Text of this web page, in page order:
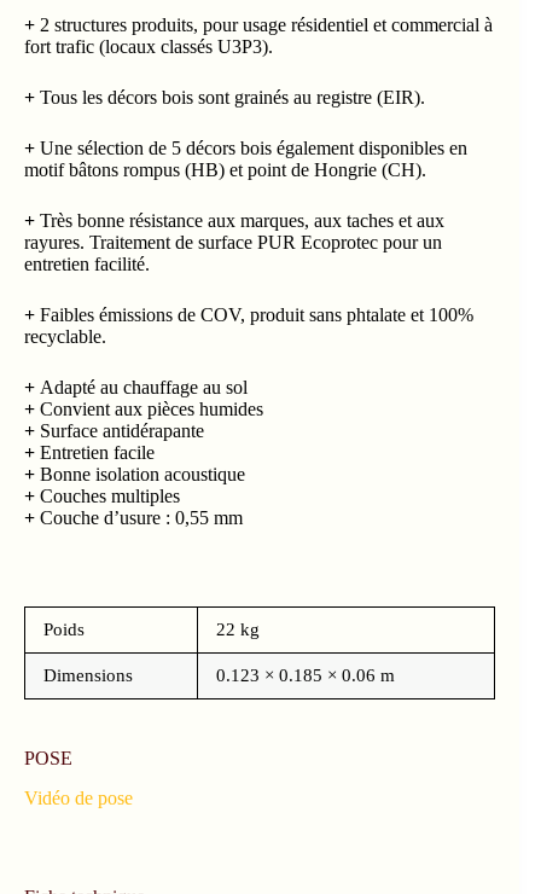
+ 2 structures produits, pour usage résidentiel et commercial à
fort trafic (locaux classés U3P3).
+ Tous les décors bois sont grainés au registre (EIR).
+ Une sélection de 5 décors bois également disponibles en
motif bâtons rompus (HB) et point de Hongrie (CH).
+ Très bonne résistance aux marques, aux taches et aux
rayures. Traitement de surface PUR Ecoprotec pour un
entretien facilité.
+ Faibles émissions de COV, produit sans phtalate et 100%
recyclable.
+ Adapté au chauffage au sol
+ Convient aux pièces humides
+ Surface antidérapante
+ Entretien facile
+ Bonne isolation acoustique
+ Couches multiples
+ Couche d’usure : 0,55 mm
Poids 22 kg
Dimensions 0.123 × 0.185 × 0.06 m
POSE
Vidéo de pose